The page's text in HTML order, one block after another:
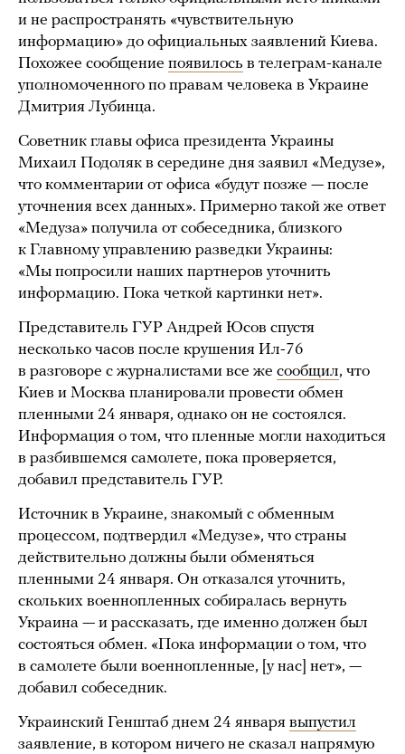
и не распространять «чувствительную
информацию» до официальных заявлений Киева.
Похожее сообщение появилось в телеграм-канале
уполномоченного по правам человека в Украине
Дмитрия Лубинца.
Советник главы офиса президента Украины
Михаил Подоляк в середине дня заявил «Медузе»,
что комментарии от офиса «будут позже — после
уточнения всех данных». Примерно такой же ответ
«Медуза» получила от собеседника, близкого
к Главному управлению разведки Украины:
«Мы попросили наших партнеров уточнить
информацию. Пока четкой картинки нет».
Представитель ГУР Андрей Юсов спустя
несколько часов после крушения Ил-76
в разговоре с журналистами все же сообщил, что
Киев и Москва планировали провести обмен
пленными 24 января, однако он не состоялся.
Информация о том, что пленные могли находиться
в разбившемся самолете, пока проверяется,
добавил представитель ГУР.
Источник в Украине, знакомый с обменным
процессом, подтвердил «Медузе», что страны
действительно должны были обменяться
пленными 24 января. Он отказался уточнить,
скольких военнопленных собиралась вернуть
Украина — и рассказать, где именно должен был
состояться обмен. «Пока информации о том, что
в самолете были военнопленные, [у нас] нет», —
добавил собеседник.
Украинский Генштаб днем 24 января выпустил
заявление, в котором ничего не сказал напрямую